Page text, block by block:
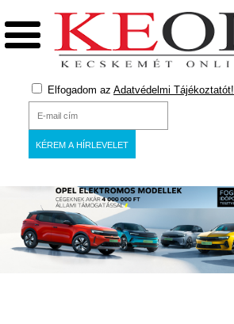
Elfogadom az Adatvédelmi Tájékoztatót!